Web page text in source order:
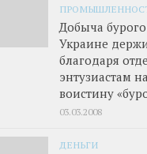
Добыча бурого
Украине
благодаря
энтузиастам
воистину
03.03.2008
ДЕНЬГИ